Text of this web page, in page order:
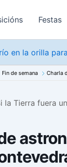
Festas
en la orilla
Fin de semana Charla